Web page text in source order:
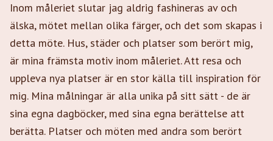
Inom måleriet slutar jag aldrig fashineras av och
älska, mötet mellan olika färger, och det som skapas i
detta möte. Hus, städer och platser som berört mig,
är mina främsta motiv inom måleriet. Att resa och
uppleva nya platser är en stor källa till inspiration för
mig. Mina målningar är alla unika på sitt sätt - de är
sina egna dagböcker, med sina egna berättelse att
berätta. Platser och möten med andra som berört